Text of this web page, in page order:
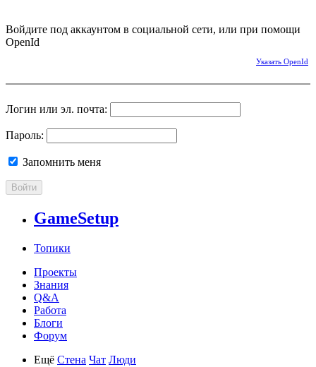
Войдите под аккаунтом в социальной сети, или при помощи
OpenId
Указать OpenId
Логин или эл. почта:
Пароль:
Запомнить меня
Войти
GameSetup
Топики
Проекты
Знания
Q&A
Работа
Блоги
Форум
Ещё Стена Чат Люди